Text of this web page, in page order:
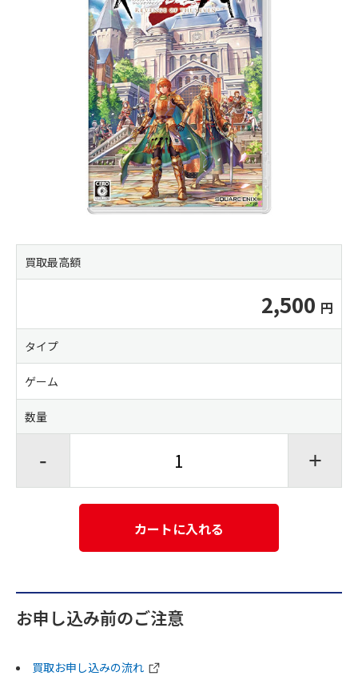
買取最高額
2,500
タイプ
ゲーム
数量
- +
カートに入れる
お申し込み前のご注意
買取お申し込みの流れ